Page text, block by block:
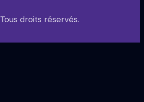
Tous droits réservés.